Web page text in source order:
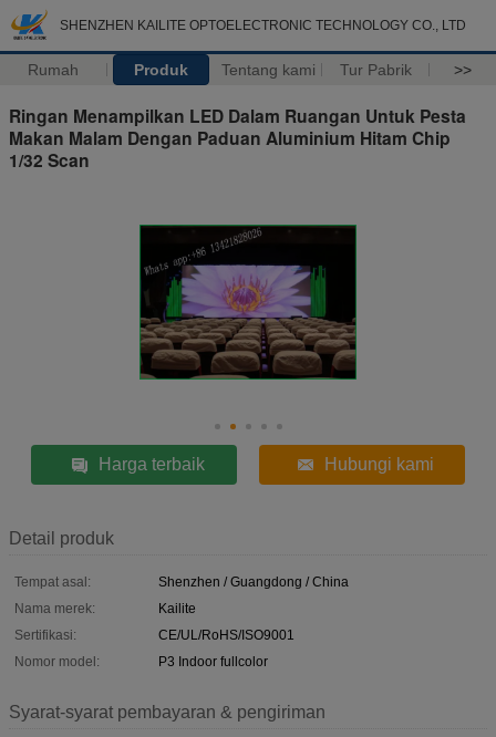
SHENZHEN KAILITE OPTOELECTRONIC TECHNOLOGY CO., LTD
Rumah Produk Tentang kami Tur Pabrik >>
Ringan Menampilkan LED Dalam Ruangan Untuk Pesta
Makan Malam Dengan Paduan Aluminium Hitam Chip
1/32 Scan
Harga terbaik Hubungi kami
Detail produk
Tempat asal:
Shenzhen / Guangdong / China
Nama merek:
Kailite
Sertifikasi:
CE/UL/RoHS/ISO9001
Nomor model:
P3 Indoor fullcolor
Syarat-syarat pembayaran & pengiriman